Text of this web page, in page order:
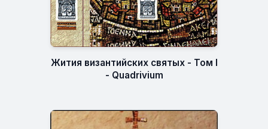
Жития византийских святых - Том I
- Quadrivium